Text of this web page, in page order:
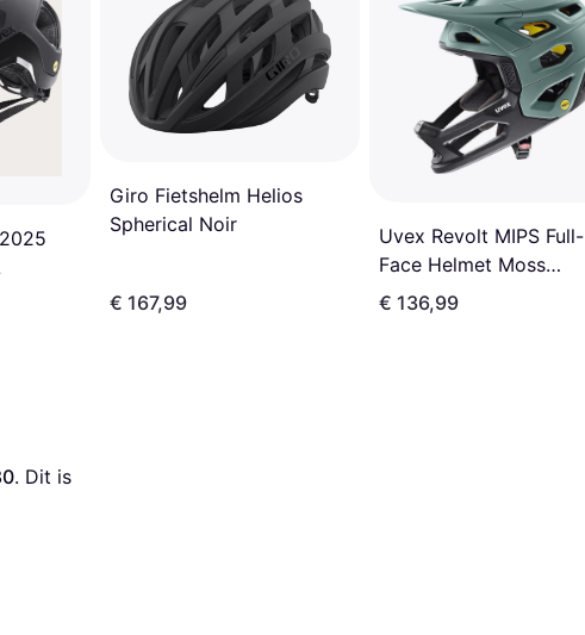
Giro Fietshelm Helios
Spherical Noir
€ 167,99
Uvex Revolt MIPS Full-
Face Helmet Moss
Green/Black Matt
€ 136,99
. Dit is